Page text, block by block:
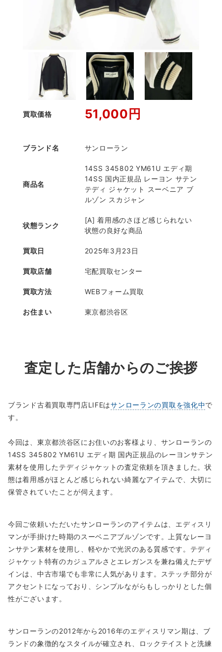
買取価格 51,000円
ブランド名 サンローラン
商品名
14SS 345802 YM61U エディ期
14SS 国内正規品 レーヨン サテン
テディ ジャケット スーベニア ブ
ルゾン スカジャン
状態ランク
[A] 着用感のさほど感じられない
状態の良好な商品
買取日 2025年3月23日
買取店舗 宅配買取センター
買取方法 WEBフォーム買取
お住まい 東京都渋谷区
査定した店舗からのご挨拶
ブランド古着買取専門店LIFEはサンローランの買取を強化中で
す。
今回は、東京都渋谷区にお住いのお客様より、サンローランの
14SS 345802 YM61U エディ期 国内正規品のレーヨンサテン
素材を使用したテディジャケットの査定依頼を頂きました。状
態は着用感がほとんど感じられない綺麗なアイテムで、大切に
保管されていたことが伺えます。
今回ご依頼いただいたサンローランのアイテムは、エディスリ
マンが手掛けた時期のスーベニアブルゾンです。上質なレーヨ
ンサテン素材を使用し、軽やかで光沢のある質感です。テディ
ジャケット特有のカジュアルさとエレガンスを兼ね備えたデザ
インは、中古市場でも非常に人気があります。ステッチ部分が
アクセントになっており、シンプルながらもしっかりとした個
性がございます。
サンローランの2012年から2016年のエディスリマン期は、ブ
ランドの象徴的なスタイルが確立され、ロックテイストと洗練